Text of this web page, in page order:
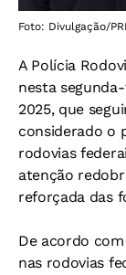
Foto: Divulgação/
A Polícia
nesta
2025, que
considerado o
rodovias
atenção
reforçada das
De acordo
nas rodovias